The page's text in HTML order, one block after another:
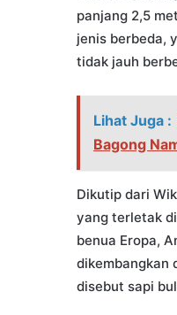
panjang 2,5
jenis berbeda,
tidak jauh
Lihat Juga :
Bagong
Dikutip dari
yang terletak
benua Eropa,
dikembangkan
disebut sapi